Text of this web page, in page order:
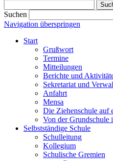
Suchen
Navigation überspringen
Start
Grußwort
Termine
Mitteilungen
Berichte und
Sekretariat und
Anfahrt
Mensa
Die Ziehenschule auf
Von der Grundschule
Selbstständige Schule
Schulleitung
Kollegium
Schulische Gremien